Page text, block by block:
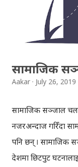
सामाजिक
Aakar July 26, 2019
सामाजिक सञ्जाल
नजरअन्दाज गरिँदा
पनि छन् । सामाजिक
देशमा छिटपुट